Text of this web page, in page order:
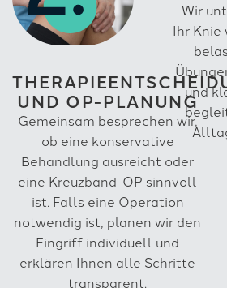
UND OP-PLANUNG
Gemeinsam besprechen wir,
ob eine konservative
Behandlung ausreicht oder
eine Kreuzband-OP sinnvoll
ist. Falls eine Operation
notwendig ist, planen wir den
Eingriff individuell und
erklären Ihnen alle Schritte
transparent.
Wir
Ihr
und